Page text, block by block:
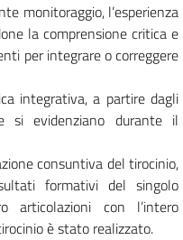
monitoraggio, l’esperienza
la comprensione critica e
per integrare o correggere
integrativa, a partire dagli
si evidenziano durante il
consuntiva del tirocinio,
formativi del singolo
articolazioni con l’intero
è stato realizzato.